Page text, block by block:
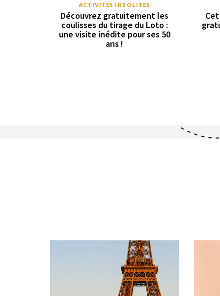
ACTIVITÉS INSOLITES
Découvrez gratuitement les
coulisses du tirage du Loto :
une visite inédite pour ses 50
ans !